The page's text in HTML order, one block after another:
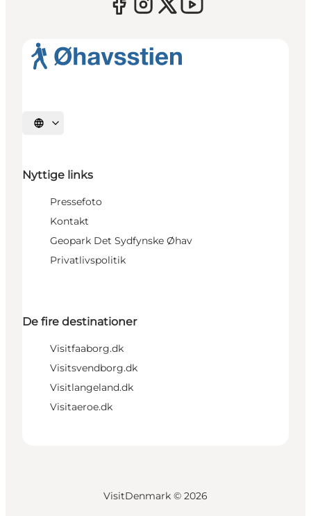
Vælg sprog
Nyttige links
Pressefoto
Kontakt
Geopark Det Sydfynske Øhav
Privatlivspolitik
De fire destinationer
Visitfaaborg.dk
Visitsvendborg.dk
Visitlangeland.dk
Visitaeroe.dk
VisitDenmark © 2026